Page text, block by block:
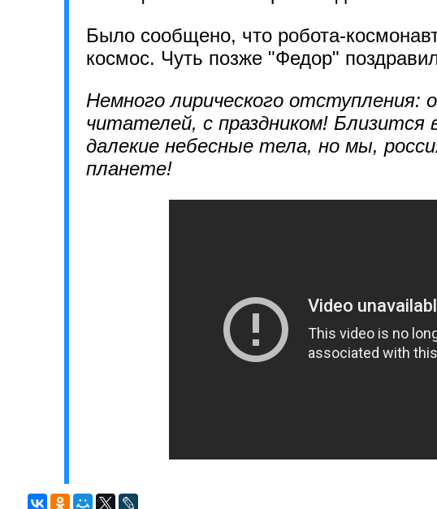
Было сообщено, что робота-
космос. Чуть позже "Федор"
Немного лирического отступления:
читателей, с праздником!
далекие небесные тела, но мы,
планете!